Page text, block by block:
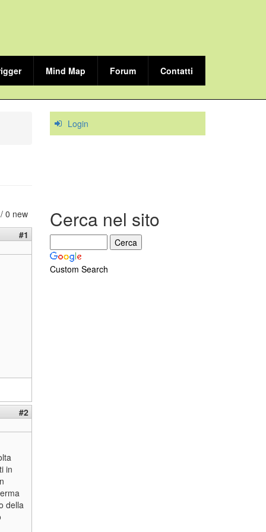
Mind Map Forum Contatti
0 new
#1
#2
in
della
Login
Cerca nel sito
Custom Search